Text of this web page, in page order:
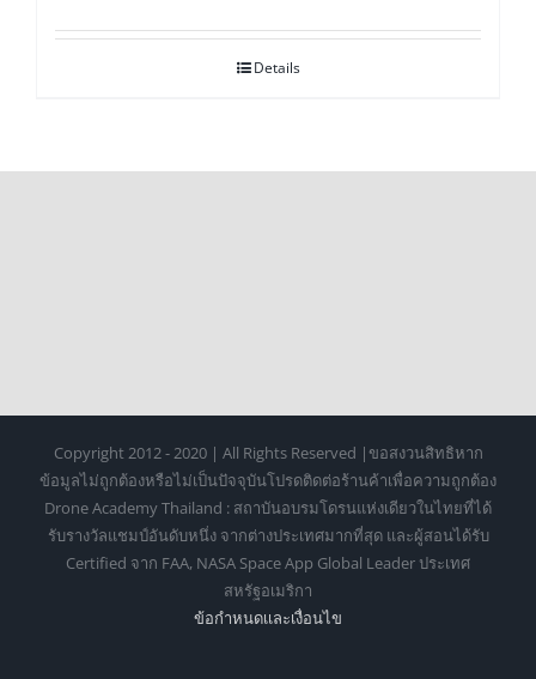
Details
Copyright 2012 - 2020 | All Rights Reserved |ขอสงวนสิทธิหาก
ข้อมูลไม่ถูกต้องหรือไม่เป็นปัจจุบันโปรดติดต่อร้านค้าเพื่อความถูกต้อง
Drone Academy Thailand : สถาบันอบรมโดรนแห่งเดียวในไทยที่ได้
รับรางวัลแชมป์อันดับหนึ่ง จากต่างประเทศมากที่สุด และผู้สอนได้รับ
Certified จาก FAA, NASA Space App Global Leader ประเทศ
สหรัฐอเมริกา
ข้อกำหนดเเละเงื่อนไข